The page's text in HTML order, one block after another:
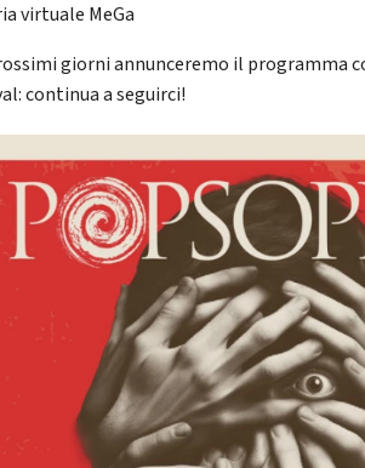
virtuale MeGa
giorni annunceremo il programma
continua a seguirci!